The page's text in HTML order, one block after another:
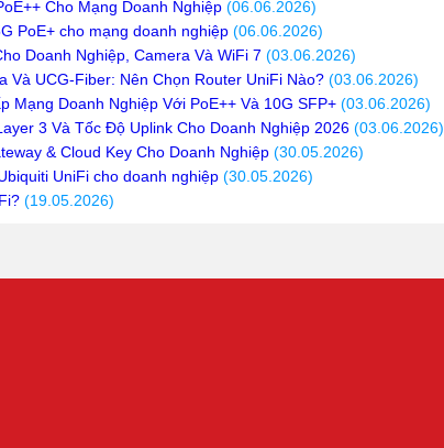
Cho Mạng Doanh Nghiệp (06.06.2026)
PoE+ cho mạng doanh nghiệp (06.06.2026)
Doanh Nghiệp, Camera Và WiFi 7 (03.06.2026)
Và UCG-Fiber: Nên Chọn Router UniFi Nào? (03.06.2026)
Mạng Doanh Nghiệp Với PoE++ Và 10G SFP+ (03.06.2026)
3 Và Tốc Độ Uplink Cho Doanh Nghiệp 2026 (03.06.2026)
& Cloud Key Cho Doanh Nghiệp (30.05.2026)
UniFi cho doanh nghiệp (30.05.2026)
(19.05.2026)